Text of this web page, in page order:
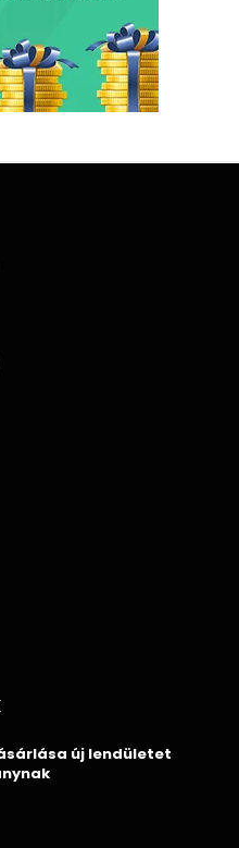
új lendületet